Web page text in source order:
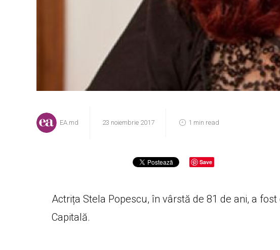
EA.md 23 noiembrie 2017 1 min read
Save
Actrița Stela Popescu, în vârstă de 81 de ani, a
Capitală.